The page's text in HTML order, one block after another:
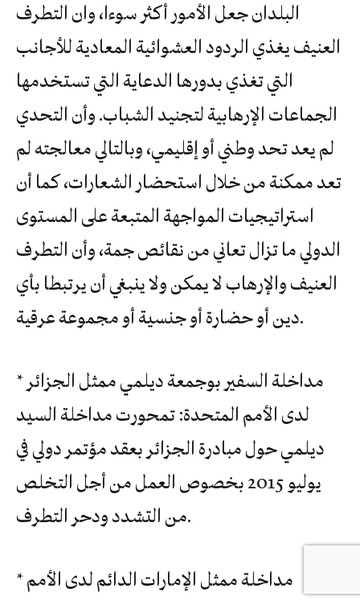
البلدان جعل الأمور أكثر سوءا، وان التطرف
العنيف يغذي الردود العشوائية المعادية للأجانب
التي تغذي بدورها الدعاية التي تستخدمها
الجماعات الإرهابية لتجنيد الشباب. وأن التحدي
لم يعد تحد وطني أو إقليمي، وبالتالي معالجته لم
تعد ممكنة من خلال استحضار الشعارات، كما أن
استراتيجيات المواجهة المتبعة على المستوى
الدولي ما تزال تعاني من نقائص جمة، وأن التطرف
العنيف والإرهاب لا يمكن ولا ينبغي أن يرتبطا بأي
دين أو حضارة أو جنسية أو مجموعة عرقية.
* مداخلة السفير بوجمعة ديلمي ممثل الجزائر
لدى الأمم المتحدة: تمحورت مداخلة السيد
ديلمي حول مبادرة الجزائر بعقد مؤتمر دولي في
يوليو 2015 بخصوص العمل من أجل التخلص
من التشدد ودحر التطرف.
* مداخلة ممثل الإمارات الدائم لدى الأمم